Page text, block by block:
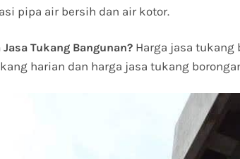
pipa air bersih dan air kotor.
Jasa Tukang Bangunan? Harga jasa
harian dan harga jasa tukang